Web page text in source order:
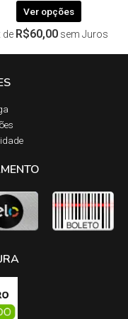
Ver opções
de R$60,00 sem Juros